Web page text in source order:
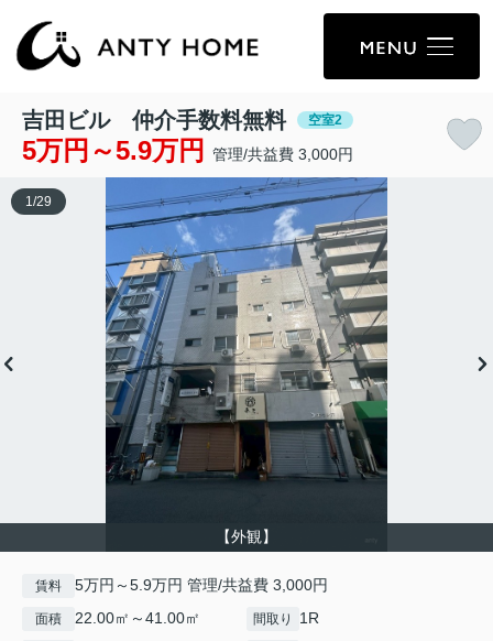
吉田ビル 仲介手数料無料 空室2
5万円～5.9万円 管理/共益費 3,000円
【外観】
1 /29
賃料 5万円～5.9万円 管理/共益費 3,000円
面積 22.00㎡～41.00㎡ 間取り 1R